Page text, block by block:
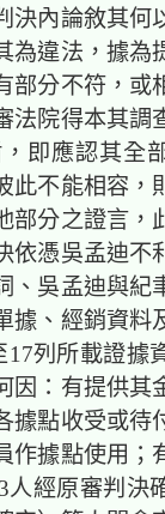
決內論敘其何
為違法，據為
部分不符，或
法院得本其調
即應認其全
此不能相容，
部分之證言，
依憑吳孟迪不
、吳孟迪與紀
據、經銷資料
列所載證據
因：有提供其
據點收受或待
作據點使用；
經原審判決